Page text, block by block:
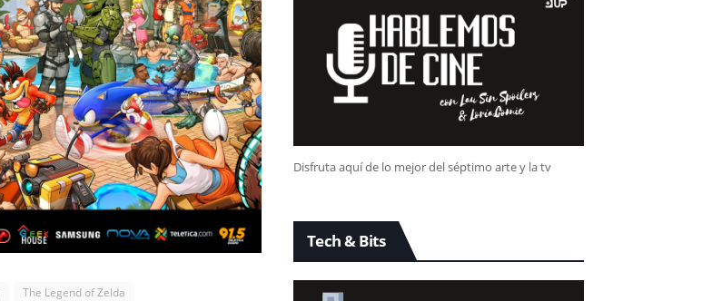
The Legend of Zelda
Disfruta aquí de lo mejor del séptimo arte y la tv
Tech & Bits